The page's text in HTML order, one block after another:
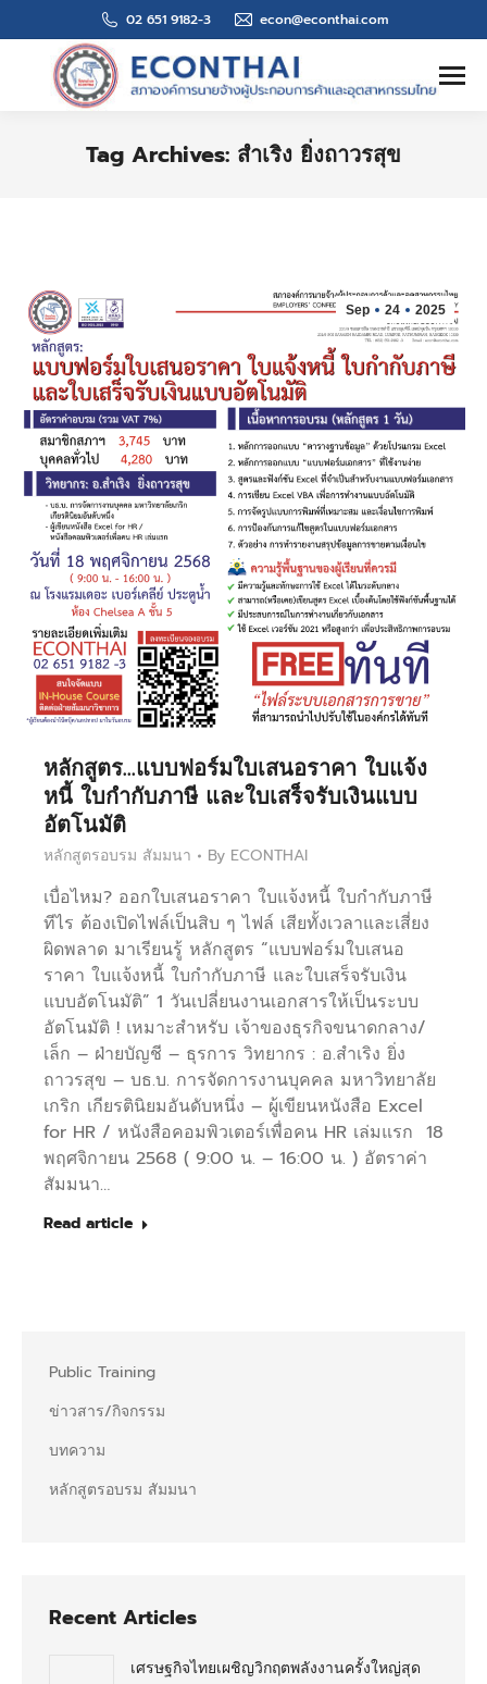
02 651 9182-3 econ@econthai.com
Search:
Tag Archives: สำเริง ยิ่งถาวรสุข
Sep 24 2025
หลักสูตร…แบบฟอร์มใบเสนอราคา ใบแจ้ง
หนี้ ใบกำกับภาษี และใบเสร็จรับเงินแบบ
อัตโนมัติ
หลักสูตรอบรม สัมมนา By ECONTHAI
เบื่อไหม? ออกใบเสนอราคา ใบแจ้งหนี้ ใบกำกับภาษี
ทีไร ต้องเปิดไฟล์เป็นสิบ ๆ ไฟล์ เสียทั้งเวลาและเสี่ยง
ผิดพลาด มาเรียนรู้ หลักสูตร “แบบฟอร์มใบเสนอ
ราคา ใบแจ้งหนี้ ใบกำกับภาษี และใบเสร็จรับเงิน
แบบอัตโนมัติ” 1 วันเปลี่ยนงานเอกสารให้เป็นระบบ
อัตโนมัติ ! เหมาะสำหรับ เจ้าของธุรกิจขนาดกลาง/
เล็ก – ฝ่ายบัญชี – ธุรการ วิทยากร : อ.สำเริง ยิ่ง
ถาวรสุข – บธ.บ. การจัดการงานบุคคล มหาวิทยาลัย
เกริก เกียรตินิยมอันดับหนึ่ง – ผู้เขียนหนังสือ Excel
for HR / หนังสือคอมพิวเตอร์เพื่อคน HR เล่มแรก ​ 18
พฤศจิกายน 2568 ( 9:00 น. – 16:00 น. ) อัตราค่า
สัมมนา…
Read article
Public Training
ข่าวสาร/กิจกรรม
บทความ
หลักสูตรอบรม สัมมนา
Recent Articles
เศรษฐกิจไทยเผชิญวิกฤตพลังงานครั้งใหญ่สุด